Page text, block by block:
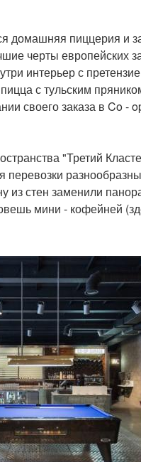
домашняя пиццерия и
черты европейских
интерьер с
с тульским
своего заказа в Co -
"Третий
из стен заменили
мини - кофейней